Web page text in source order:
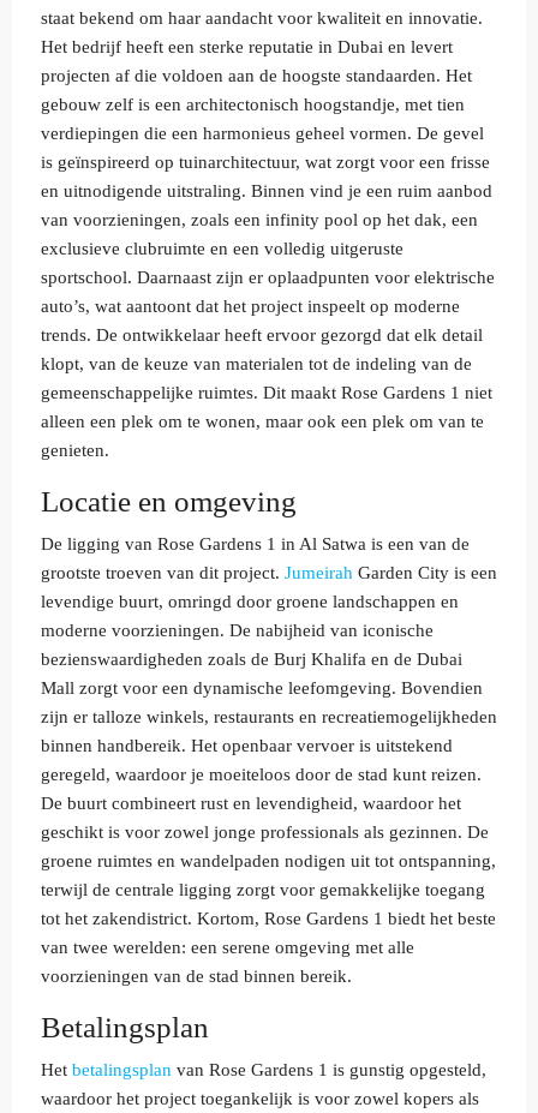
staat bekend om haar aandacht voor kwaliteit en innovatie.
Het bedrijf heeft een sterke reputatie in Dubai en levert
projecten af die voldoen aan de hoogste standaarden. Het
gebouw zelf is een architectonisch hoogstandje, met tien
verdiepingen die een harmonieus geheel vormen. De gevel
is geïnspireerd op tuinarchitectuur, wat zorgt voor een frisse
en uitnodigende uitstraling. Binnen vind je een ruim aanbod
van voorzieningen, zoals een infinity pool op het dak, een
exclusieve clubruimte en een volledig uitgeruste
sportschool. Daarnaast zijn er oplaadpunten voor elektrische
auto’s, wat aantoont dat het project inspeelt op moderne
trends. De ontwikkelaar heeft ervoor gezorgd dat elk detail
klopt, van de keuze van materialen tot de indeling van de
gemeenschappelijke ruimtes. Dit maakt Rose Gardens 1 niet
alleen een plek om te wonen, maar ook een plek om van te
genieten.
Locatie en omgeving
De ligging van Rose Gardens 1 in Al Satwa is een van de
grootste troeven van dit project. Jumeirah Garden City is een
levendige buurt, omringd door groene landschappen en
moderne voorzieningen. De nabijheid van iconische
bezienswaardigheden zoals de Burj Khalifa en de Dubai
Mall zorgt voor een dynamische leefomgeving. Bovendien
zijn er talloze winkels, restaurants en recreatiemogelijkheden
binnen handbereik. Het openbaar vervoer is uitstekend
geregeld, waardoor je moeiteloos door de stad kunt reizen.
De buurt combineert rust en levendigheid, waardoor het
geschikt is voor zowel jonge professionals als gezinnen. De
groene ruimtes en wandelpaden nodigen uit tot ontspanning,
terwijl de centrale ligging zorgt voor gemakkelijke toegang
tot het zakendistrict. Kortom, Rose Gardens 1 biedt het beste
van twee werelden: een serene omgeving met alle
voorzieningen van de stad binnen bereik.
Betalingsplan
Het betalingsplan van Rose Gardens 1 is gunstig opgesteld,
waardoor het project toegankelijk is voor zowel kopers als